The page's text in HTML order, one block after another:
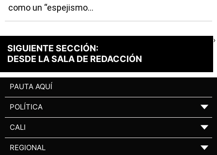
como un “espejismo...
SIGUIENTE SECCIÓN:
DESDE LA SALA DE REDACCIÓN
›
PAUTA AQUÍ
POLÍTICA ▼
CALI ▼
REGIONAL ▼